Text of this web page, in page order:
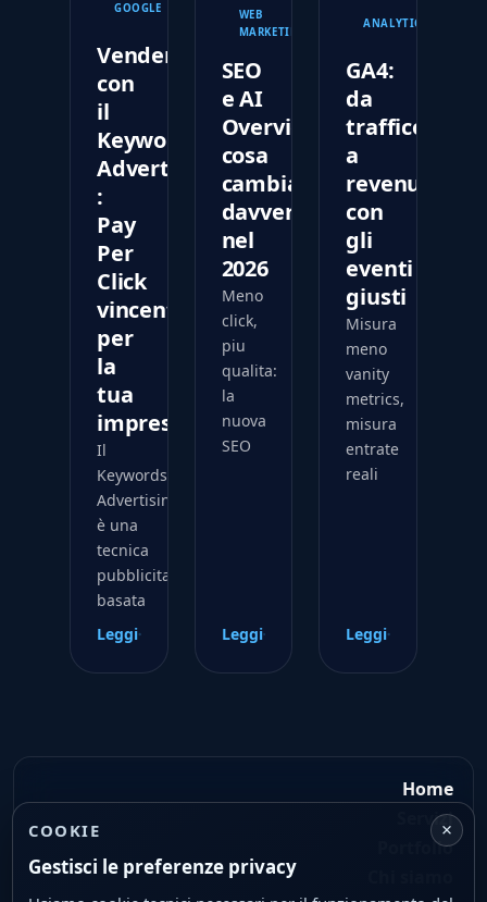
GOOGLE
Vendere
con
il
Keywords
Advertising
:
Pay
Per
Click
vincente
per
la
tua
impresa
Il
Keywords
Advertising
è una
tecnica
pubblicitaria
basata
Leggi
WEB
MARKETING
marzo
SEO
e AI
Overview:
cosa
cambia
davvero
nel
2026
Meno
click,
piu
qualita:
la
nuova
SEO
Leggi
ANALYTICS
GA4:
da
traffico
a
revenue
con
gli
eventi
giusti
Misura
meno
vanity
metrics,
misura
entrate
reali
Leggi
Home
Servizi
Portfolio
×
COOKIE
Gestisci le preferenze privacy